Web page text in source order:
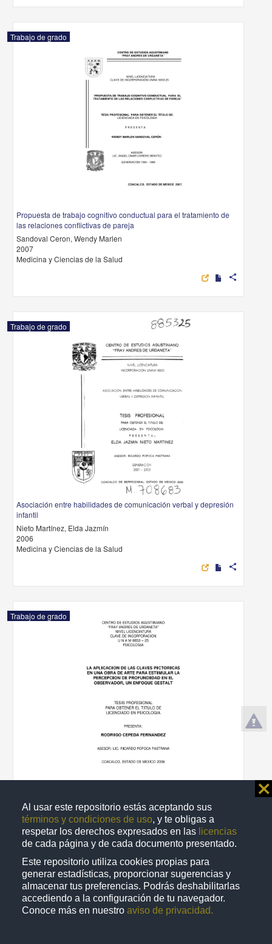
Al usar este repositorio estás aceptando sus
términos y condiciones de uso, y te obligas a
respetar los derechos expresados en las licencias
de cada página y de cada documento presentado.
Este repositorio utiliza cookies propias para
generar estadísticas, proporcionar sugerencias y
almacenar tus preferencias. Podrás deshabilitarlas
accediendo a la configuración de tu navegador.
Conoce más en nuestro aviso de privacidad.
⨯
Trabajo de grado
Propuesta de trabajo cognitivo conductual para el tratamiento de
las relaciones conflictivas de pareja
Sandoval Ceron, Wendy Marlen
2007
Medicina y Ciencias de la Salud
share
Trabajo de grado
Asociación entre habilidades de comunicación verbal y depresión
infantil
Nieto Martínez, Elda Jazmín
2006
Medicina y Ciencias de la Salud
share
Trabajo de grado
estimular la percepcion de profundidad en el observador, un
enfoque gestalt
Cepeda Fernandez, Rodrigo
2006
Medicina y Ciencias de la Salud
Trabajo de grado